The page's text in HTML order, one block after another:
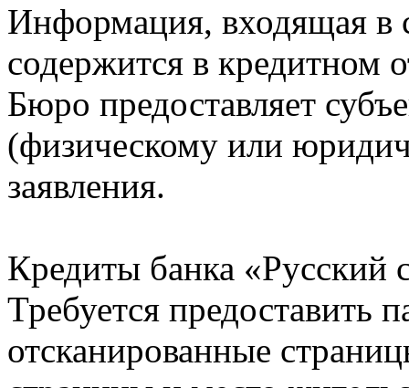
Информация, входящая в
содержится в кредитном
Бюро предоставляет
(физическому или
заявления.
Кредиты банка «Русский
Требуется предоставить
отсканированные